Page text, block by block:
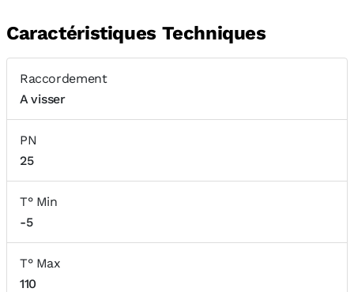
Caractéristiques Techniques
Raccordement
A visser
PN
25
T° Min
-5
T° Max
110